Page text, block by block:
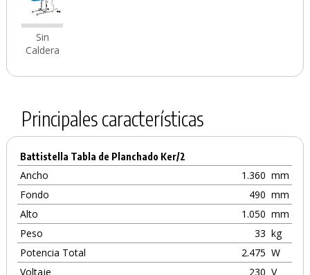
Sin
Caldera
Principales características
Battistella Tabla de Planchado Ker/2
Ancho 1.360 mm
Fondo
490 mm
Alto
1.050 mm
Peso
33 kg
Potencia Total
2.475 W
Voltaje
230 V